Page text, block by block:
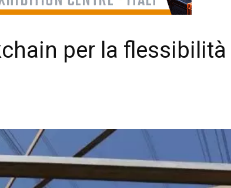
per la flessibilità